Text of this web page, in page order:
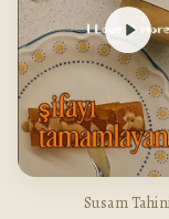
Susam